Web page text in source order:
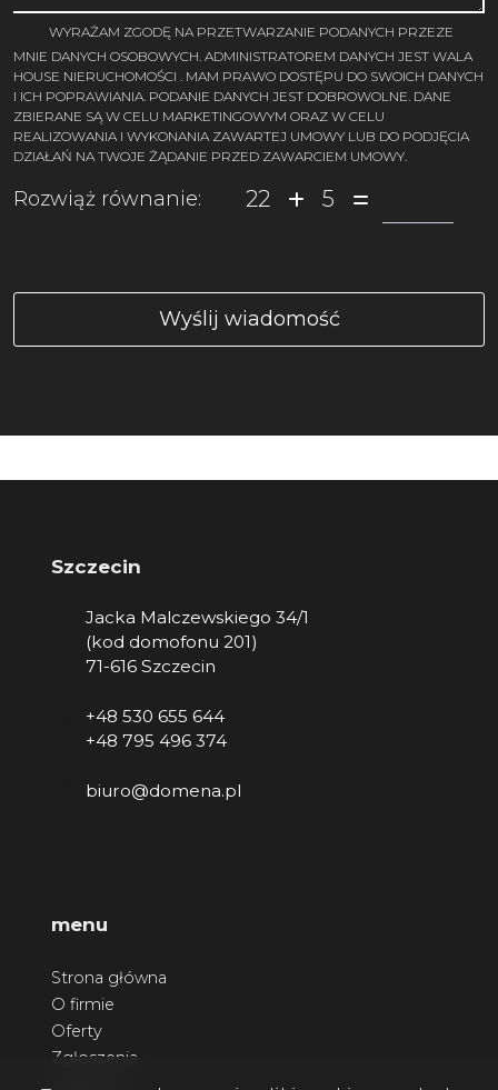
WYRAŻAM ZGODĘ NA PRZETWARZANIE PODANYCH PRZEZE
MNIE DANYCH OSOBOWYCH. ADMINISTRATOREM DANYCH JEST WALA
HOUSE NIERUCHOMOŚCI . MAM PRAWO DOSTĘPU DO SWOICH DANYCH
I ICH POPRAWIANIA. PODANIE DANYCH JEST DOBROWOLNE. DANE
ZBIERANE SĄ W CELU MARKETINGOWYM ORAZ W CELU
REALIZOWANIA I WYKONANIA ZAWARTEJ UMOWY LUB DO PODJĘCIA
DZIAŁAŃ NA TWOJE ŻĄDANIE PRZED ZAWARCIEM UMOWY.
Rozwiąż równanie: 22 5
Szczecin
Jacka Malczewskiego 34/1
(kod domofonu 201)
71-616 Szczecin
+48 530 655 644
+48 795 496 374
biuro@domena.pl
menu
Strona główna
O firmie
Oferty
Zgłoszenia